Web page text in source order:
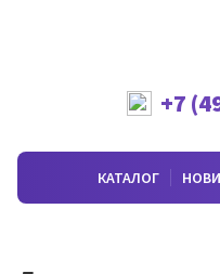
+7
КАТАЛОГ